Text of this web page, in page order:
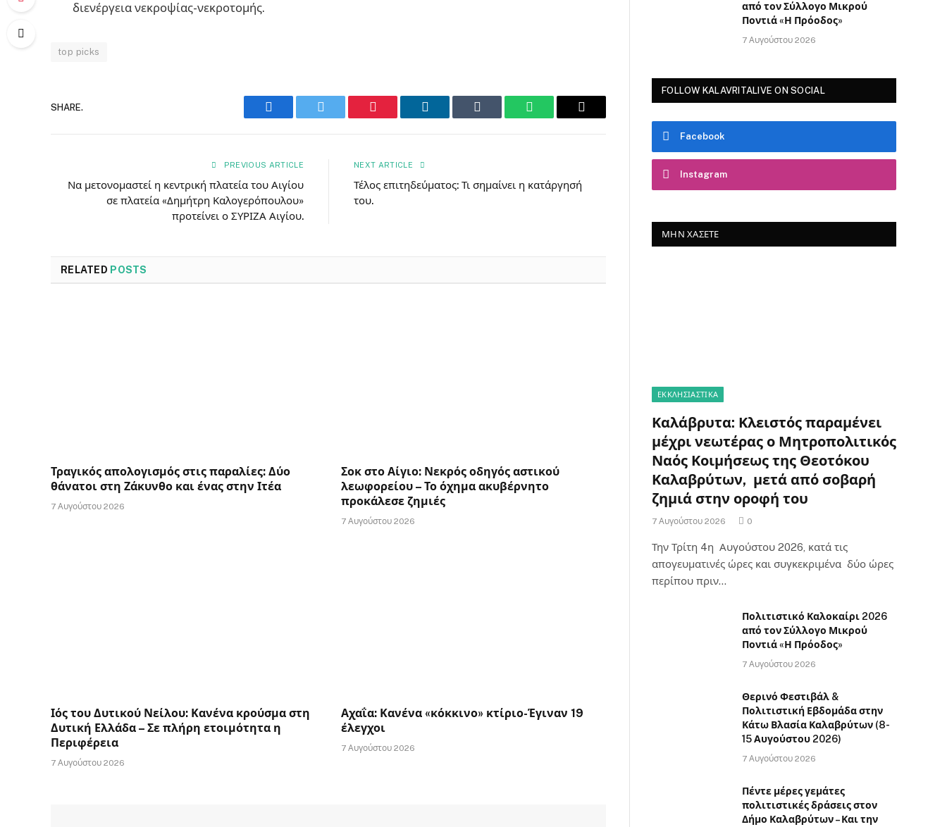
διενέργεια νεκροψίας-νεκροτομής.
top picks
SHARE.
Facebook Twitter Pinterest LinkedIn Tumblr WhatsAppEmail
PREVIOUS ARTICLE
Να μετονομαστεί η κεντρική πλατεία του Αιγίου
σε πλατεία «Δημήτρη Καλογερόπουλου»
προτείνει ο ΣΥΡΙΖΑ Αιγίου.
NEXT ARTICLE
Τέλος επιτηδεύματος: Τι σημαίνει η κατάργησή
του.
RELATED POSTS
Τραγικός απολογισμός στις παραλίες: Δύο
θάνατοι στη Ζάκυνθο και ένας στην Ιτέα
7 Αυγούστου 2026
Σοκ στο Αίγιο: Νεκρός οδηγός αστικού
λεωφορείου – Το όχημα ακυβέρνητο
προκάλεσε ζημιές
7 Αυγούστου 2026
Ιός του Δυτικού Νείλου: Κανένα κρούσμα στη
Δυτική Ελλάδα – Σε πλήρη ετοιμότητα η
Περιφέρεια
7 Αυγούστου 2026
Αχαΐα: Κανένα «κόκκινο» κτίριο-Έγιναν 19
έλεγχοι
7 Αυγούστου 2026
από τον Σύλλογο Μικρού
Ποντιά «Η Πρόοδος»
7 Αυγούστου 2026
FOLLOW KALAVRITALIVE ON SOCIAL
Facebook
Instagram
ΜΗΝ ΧΆΣΕΤΕ
ΕΚΚΛΗΣΙΑΣΤΙΚΑ
Καλάβρυτα: Κλειστός παραμένει
μέχρι νεωτέρας ο Μητροπολιτικός
Ναός Κοιμήσεως της Θεοτόκου
Καλαβρύτων, μετά από σοβαρή
ζημιά στην οροφή του
7 Αυγούστου 2026 0
Την Τρίτη 4η Αυγούστου 2026, κατά τις
απογευματινές ώρες και συγκεκριμένα δύο ώρες
περίπου πριν…
Πολιτιστικό Καλοκαίρι 2026
από τον Σύλλογο Μικρού
Ποντιά «Η Πρόοδος»
7 Αυγούστου 2026
Θερινό Φεστιβάλ &
Πολιτιστική Εβδομάδα στην
Κάτω Βλασία Καλαβρύτων (8-
15 Αυγούστου 2026)
7 Αυγούστου 2026
Πέντε μέρες γεμάτες
πολιτιστικές δράσεις στον
Δήμο Καλαβρύτων – Και την